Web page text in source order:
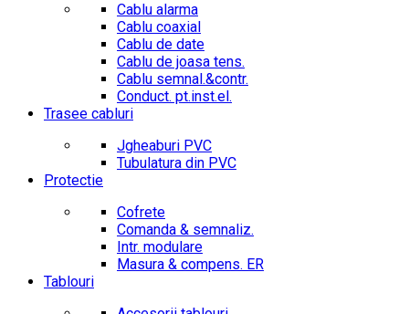
Cablu alarma
Cablu coaxial
Cablu de date
Cablu de joasa tens.
Cablu semnal.&contr.
Conduct. pt.inst.el.
Trasee cabluri
Jgheaburi PVC
Tubulatura din PVC
Protectie
Cofrete
Comanda & semnaliz.
Intr. modulare
Masura & compens. ER
Tablouri